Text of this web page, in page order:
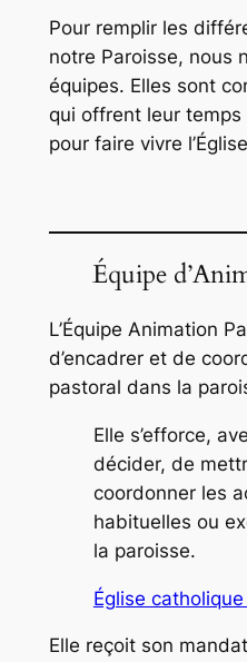
Pour remplir les
notre Paroisse, nous
équipes. Elles sont
qui offrent leur
pour faire vivre
Équipe
L’Équipe Animation
d’encadrer et de
pastoral dans la
Elle s’efforce,
décider, de
coordonner les
habituelles ou
la paroisse.
Église
Elle reçoit son